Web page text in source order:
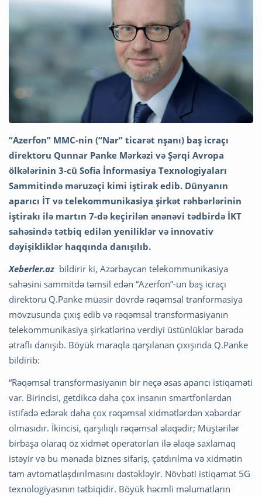
“Azerfon” MMC-nin (“Nar” ticarət nşanı) baş icraçı
direktoru Qunnar Panke Mərkəzi və Şərqi Avropa
ölkələrinin 3-cü Sofia İnformasiya Texnologiyaları
Sammitində məruzəçi kimi iştirak edib. Dünyanın
aparıcı İT və telekommunikasiya şirkət rəhbərlərinin
iştirakı ilə martın 7-də keçirilən ənənəvi tədbirdə İKT
sahəsində tətbiq edilən yeniliklər və innovativ
dəyişikliklər haqqında danışılıb.
Xeberler.az bildirir ki, Azərbaycan telekommunikasiya
sahəsini sammitdə təmsil edən “Azerfon”-un baş icraçı
direktoru Q.Panke müasir dövrdə rəqəmsal tranformasiya
mövzusunda çıxış edib və rəqəmsal transformasiyanın
telekommunikasiya şirkətlərinə verdiyi üstünlüklər barədə
ətraflı danışıb. Böyük maraqla qarşılanan çıxışında Q.Panke
bildirib:
“Rəqəmsal transformasiyanın bir neçə əsas aparıcı istiqaməti
var. Birincisi, getdikcə daha çox insanın smartfonlardan
istifadə edərək daha çox rəqəmsal xidmətlərdən xəbərdar
olmasıdır. İkincisi, qarşılıqlı rəqəmsal əlaqədir; Müştərilər
birbaşa olaraq öz xidmət operatorları ilə əlaqə saxlamaq
istəyir və bu mənada biznes sifariş, çatdırılma və xidmətin
tam avtomatlaşdırılmasını dəstəkləyir. Növbəti istiqamət 5G
texnologiyasının tətbiqidir. Böyük həcmli məlumatların